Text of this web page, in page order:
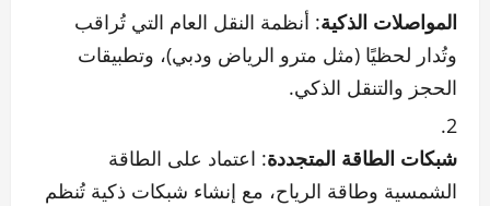
المواصلات الذكية: أنظمة النقل العام التي تُراقب
وتُدار لحظيًا (مثل مترو الرياض ودبي)، وتطبيقات
الحجز والتنقل الذكي.
شبكات الطاقة المتجددة: اعتماد على الطاقة
الشمسية وطاقة الرياح، مع إنشاء شبكات ذكية تُنظم